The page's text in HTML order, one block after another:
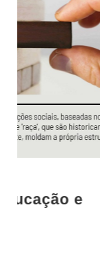
DIREITOS
Vitória
é 100%